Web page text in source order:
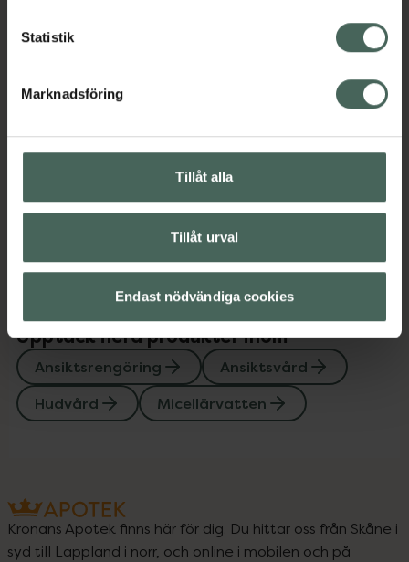
Statistik
Marknadsföring
Tillåt alla
Tillåt urval
Endast nödvändiga cookies
EAN:
Ansiktsrengöring
Upptäck flera produkter inom
Ansiktsrengöring
Ansiktsvård
Hudvård
Micellärvatten
Kronans Apotek finns här för dig. Du hittar oss från Skåne i
syd till Lappland i norr, och online i mobilen och på